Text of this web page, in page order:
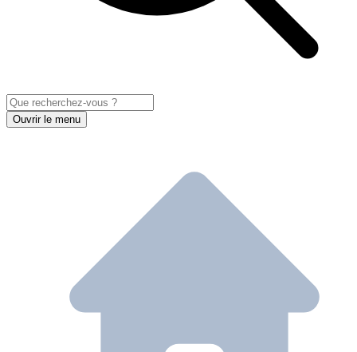
Ouvrir le menu